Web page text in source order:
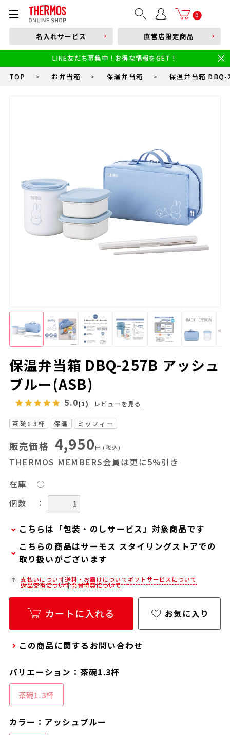
0
部品購入はこちら
本体品番やキーワードを入力
食洗機対応 新製品
幼児・園児向け水筒
小学生 低・中学年向け水筒
小学生 中・高学年向け水筒
名入れサービス 直営店限定商品
LINE友だち募集中！お得な情報をGET！
TOP > お弁当箱 > 保温弁当箱 > 保温弁当箱
保温弁当箱 DBQ-257B アッシュ
ブルー(ASB)
5.0(1) レビューを見る
茶碗1.3杯 保温 ミッフィー
販売価格 4,950円 (税込)
THERMOS MEMBERS会員は更に5%引き
在庫
○
個数
：
こちらは「包装・のしサービス」対象商品です
弊社での包装・のしを希望される場合は、商品を
カートに入れた後に「会員限定のし・ラッピング
(330円/個)設定へ」ボタンからお手続きくださ
い。
「包装・のしサービス」には、手提げ袋やギフト
バッグは含まれておりません。手提げ袋やギフト
バッグを希望される場合は、以下よりご購入をお
願いいたします。
こちらの商品はサーモス スタイリングストアでの
取り扱いがございます
在庫状況につきましては、各店舗までお電話にて
ご確認ください。
店舗紹介ページ
支払いについて送料・お届けについてギフトサービスについて
返品交換について会員特典について
カートに入れる お気に入り
この商品に関するお問い合わせ
バリエーション：茶碗1.3杯
茶碗1.3杯
カラー：アッシュブルー